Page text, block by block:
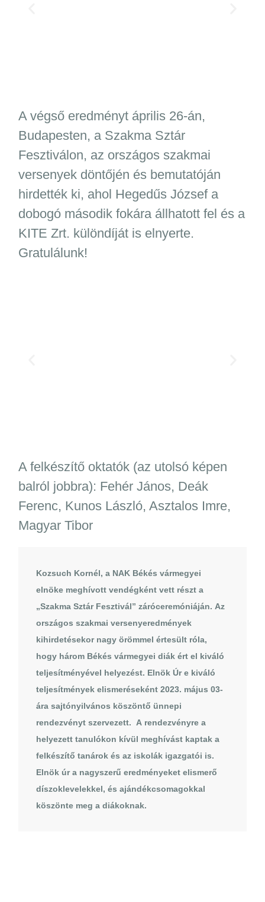
A végső eredményt április 26-án,
Budapesten, a Szakma Sztár
Fesztiválon, az országos szakmai
versenyek döntőjén és bemutatóján
hirdették ki, ahol Hegedűs József a
dobogó második fokára állhatott fel és a
KITE Zrt. különdíját is elnyerte.
Gratulálunk!
A felkészítő oktatók (az utolsó képen
balról jobbra): Fehér János, Deák
Ferenc, Kunos László, Asztalos Imre,
Magyar Tibor
Kozsuch Kornél, a NAK Békés vármegyei
elnöke meghívott vendégként vett részt a
„Szakma Sztár Fesztivál” záróceremóniáján. Az
országos szakmai versenyeredmények
kihirdetésekor nagy örömmel értesült róla,
hogy három Békés vármegyei diák ért el kiváló
teljesítményével helyezést. Elnök Úr e kiváló
teljesítmények elismeréseként 2023. május 03-
ára sajtónyilvános köszöntő ünnepi
rendezvényt szervezett. A rendezvényre a
helyezett tanulókon kívül meghívást kaptak a
felkészítő tanárok és az iskolák igazgatói is.
Elnök úr a nagyszerű eredményeket elismerő
díszoklevelekkel, és ajándékcsomagokkal
köszönte meg a diákoknak.